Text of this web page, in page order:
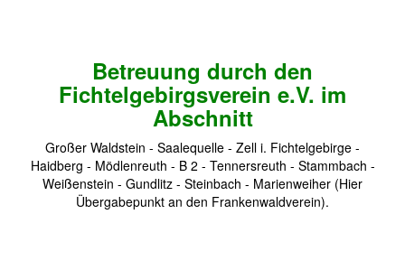
Betreuung durch den
Fichtelgebirgsverein e.V. im
Abschnitt
Großer Waldstein - Saalequelle - Zell i. Fichtelgebirge -
Haidberg - Mödlenreuth - B 2 - Tennersreuth - Stammbach -
Weißenstein - Gundlitz - Steinbach - Marienweiher (Hier
Übergabepunkt an den Frankenwaldverein).